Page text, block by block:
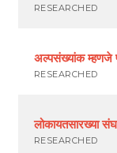
RESEARCHED
अल्पसंख्यांक म्हणजे
RESEARCHED
लोकायतसारख्या
RESEARCHED